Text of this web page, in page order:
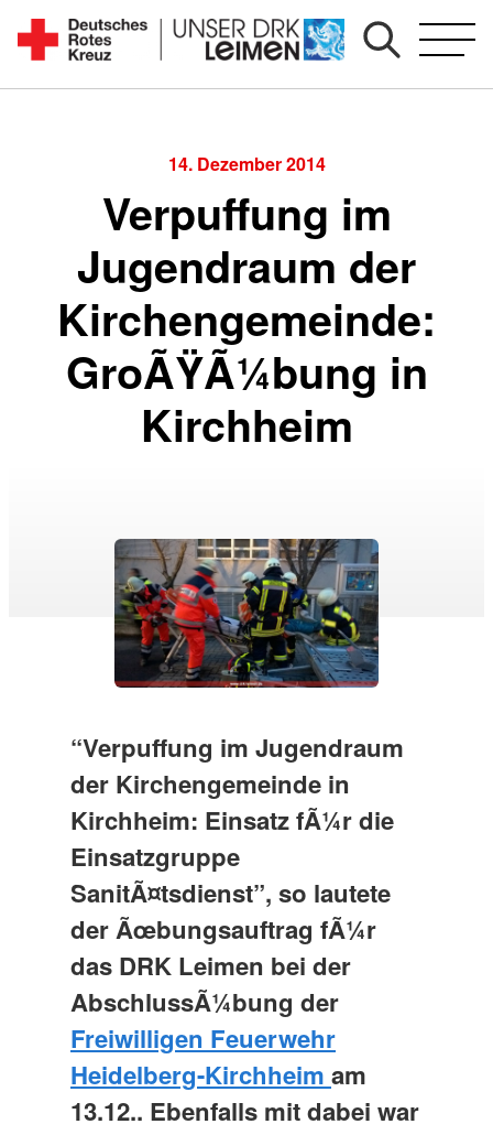
Zum
Inhalt
springen
1892
14. Dezember 2014
Verpuffung im
Jugendraum der
Kirchengemeinde:
GroÃŸÃ¼bung in
Kirchheim
“Verpuffung im Jugendraum
der Kirchengemeinde in
Kirchheim: Einsatz fÃ¼r die
Einsatzgruppe
SanitÃ¤tsdienst”, so lautete
der Ãœbungsauftrag fÃ¼r
das DRK Leimen bei der
AbschlussÃ¼bung der
Freiwilligen Feuerwehr
Heidelberg-Kirchheim am
13.12.. Ebenfalls mit dabei war